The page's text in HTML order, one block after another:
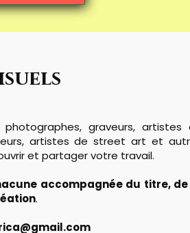
photographes, graveurs, artistes
artistes de street art et
et partager votre travail.
accompagnée du titre,
.